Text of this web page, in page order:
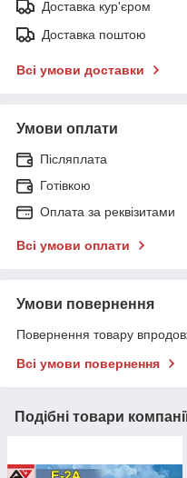
Доставка кур'єром
Доставка поштою
Всі умови доставки
Умови оплати
Післяплата
Готівкою
Оплата за реквізитами
Всі умови оплати
Умови повернення
Повернення товару
Всі умови повернення
Подібні товари